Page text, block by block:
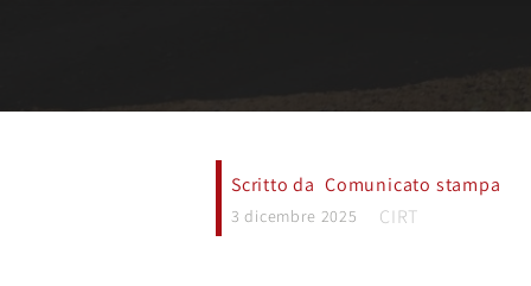
Scritto da Comunicato stampa
3 dicembre 2025 CIRT